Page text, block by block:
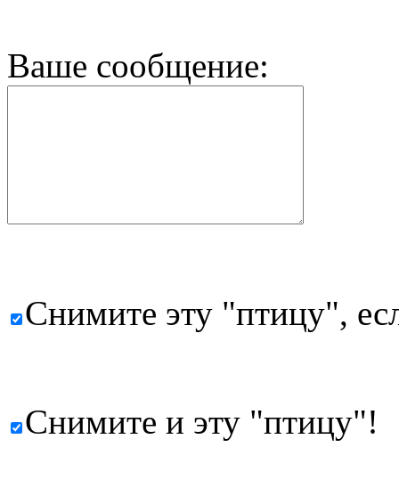
Ваше сообщение:
Снимите эту "птицу",
Снимите и эту "птицу"!